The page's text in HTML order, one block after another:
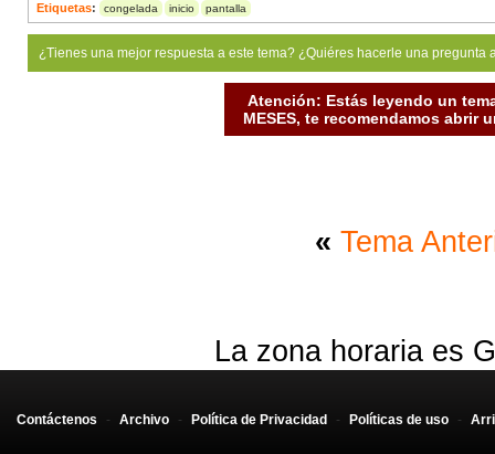
Etiquetas: congelada inicio pantalla
¿Tienes una mejor respuesta a este tema? ¿Quiéres hacerle una
Atención: Estás leyendo un
MESES, te recomendamos abrir
« Tema
La zona horaria es
Contáctenos - Archivo - Política de Privacidad - Políticas de uso -